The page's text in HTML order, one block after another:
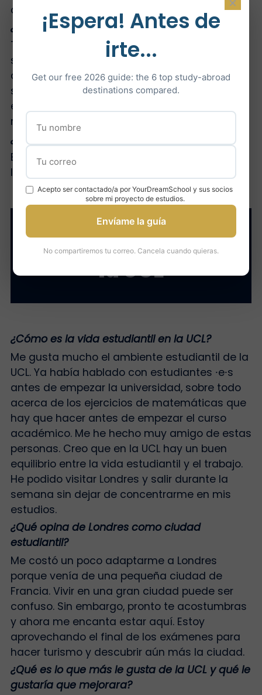
adicionales.
¿Cuántas horas de clase tiene a la semana?
Tengo entre 12 y 14 horas de clase a la
semana y 30 horas de trabajo personal, pero
depende de la semana. Por ejemplo, he tenido
semanas con varias redacciones que
entregar, así que el trabajo personal es aún
más importante.
¿Cómo se organizan los exámenes?
Este año he hecho todos los exámenes por
Internet (un examen por módulo).
Vida estudiantil en
la UCL
¿Cómo es la vida estudiantil en la UCL?
Me gusta mucho el ambiente estudiantil de la
UCL. Ya había hablado con estudiantes ⸱e⸱s
antes de empezar la universidad, sobre todo
acerca de los ejercicios de matemáticas que
hay que hacer antes de empezar el curso
académico. Me he hecho muy amigo de estas
personas. Creo que en la UCL hay un buen
equilibrio entre la vida estudiantil y el trabajo.
He podido visitar Londres y salir durante la
semana sin dejar de concentrarme en mis
estudios.
¿Qué opina de Londres como ciudad
estudiantil?
Me costó un poco adaptarme a Londres
porque venía de una pequeña ciudad de
Francia. Vivir en una gran ciudad puede ser
confuso. Sin embargo, pronto te acostumbras
y ahora me encanta estar aquí. Estoy
aprovechando el final de los exámenes para
hacer turismo y descubrir aún más la ciudad.
¿Qué es lo que más le gusta de la UCL y qué le
gustaría que mejorara?
¡Espera! Antes de
irte...
Get our free 2026 guide: the 6 top study-abroad
destinations compared.
Acepto ser contactado/a por YourDreamSchool y sus socios
sobre mi proyecto de estudios.
Envíame la guía
No compartiremos tu correo. Cancela cuando quieras.